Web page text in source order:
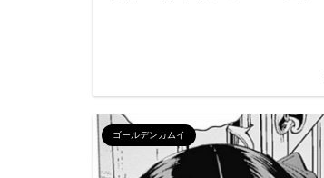
ゴールデンカムイ